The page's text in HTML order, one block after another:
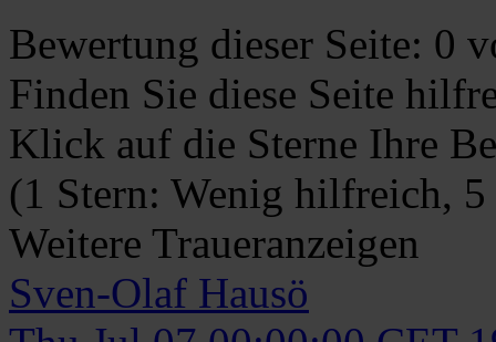
Bewertung dieser Seite: 0
Finden Sie diese Seite
Klick auf die Sterne Ihre
(1 Stern: Wenig hilfreich,
Weitere Traueranzeigen
Sven-Olaf Hausö